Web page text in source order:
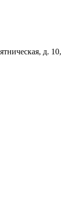
д. 10,